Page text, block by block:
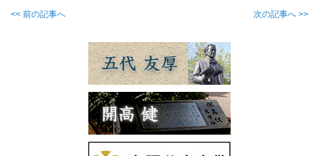
<< 前の記事へ 次の記事へ >>